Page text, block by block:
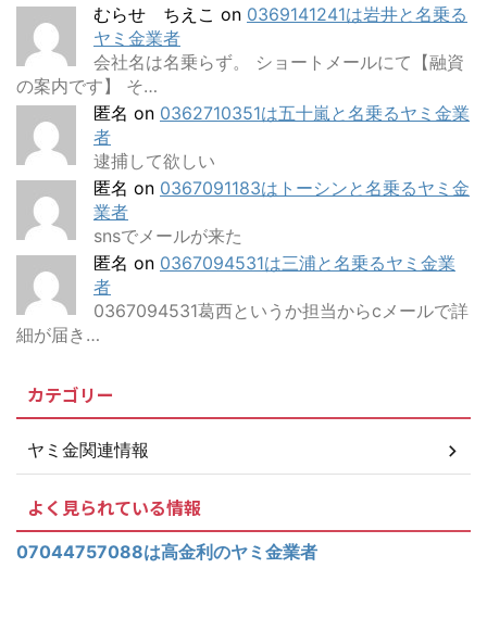
むらせ ちえこ on 0369141241は岩井と名乗る
ヤミ金業者
会社名は名乗らず。 ショートメールにて【融資
の案内です】 そ…
匿名 on 0362710351は五十嵐と名乗るヤミ金業
者
逮捕して欲しい
匿名 on 0367091183はトーシンと名乗るヤミ金
業者
snsでメールが来た
匿名 on 0367094531は三浦と名乗るヤミ金業
者
0367094531葛西というか担当からcメールで詳
細が届き…
カテゴリー
ヤミ金関連情報
よく見られている情報
07044757088は高金利のヤミ金業者